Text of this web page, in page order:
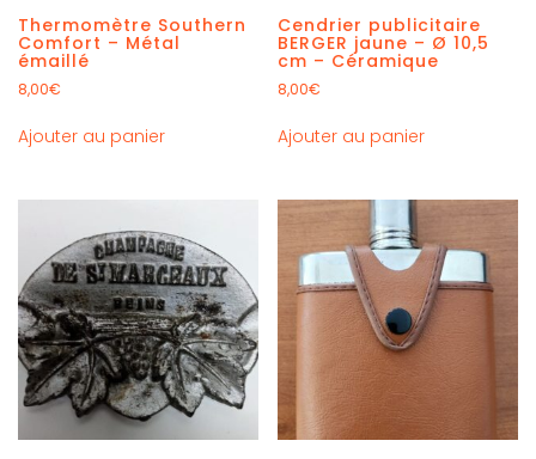
Thermomètre Southern
Comfort – Métal
émaillé
8,00€
Ajouter au panier
Cendrier publicitaire
BERGER jaune – Ø 10,5
cm – Céramique
8,00€
Ajouter au panier